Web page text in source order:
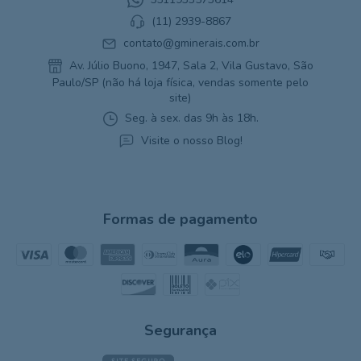
(11) 2939-8867
contato@gminerais.com.br
Av. Júlio Buono, 1947, Sala 2, Vila Gustavo, São
Paulo/SP (não há loja física, vendas somente pelo
site)
Seg. à sex. das 9h às 18h.
Visite o nosso Blog!
Formas de pagamento
Segurança